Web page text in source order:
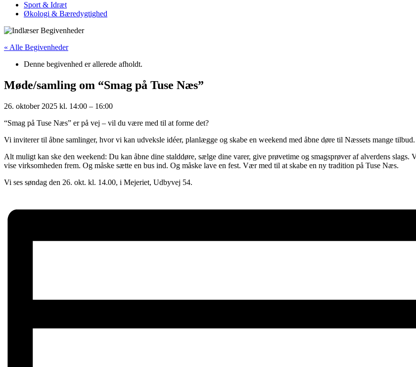
Sport & Idræt
Økologi & Bæredygtighed
« Alle Begivenheder
Denne begivenhed er allerede afholdt.
Møde/samling om “Smag på Tuse Næs”
26. oktober 2025 kl. 14:00 – 16:00
“Smag på Tuse Næs” er på vej – vil du være med til at forme det?
Vi inviterer til åbne samlinger, hvor vi kan udveksle idéer, planlægge og skabe en weekend med åbne døre til Næssets mange tilbud.
Alt muligt kan ske den weekend: Du kan åbne dine stalddøre, sælge dine varer, give prøvetime og smagsprøver af alverdens
vise virksomheden frem. Og måske sætte en bus ind. Og måske lave en fest. Vær med til at skabe en ny tradition på Tuse Næs.
Vi ses søndag den 26. okt. kl. 14.00, i Mejeriet, Udbyvej 54.